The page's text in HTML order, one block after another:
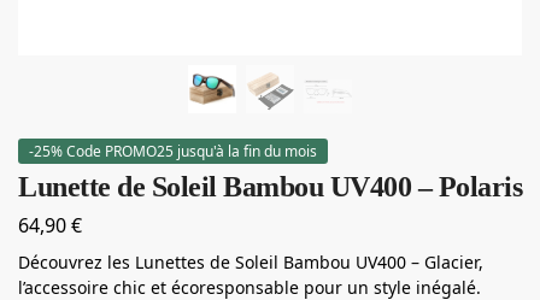
-25% Code PROMO25 jusqu'à la fin du mois
Lunette de Soleil Bambou UV400 – Polaris
64,90€
Découvrez les Lunettes de Soleil Bambou UV400 – Glacier,
l’accessoire chic et écoresponsable pour un style inégalé.